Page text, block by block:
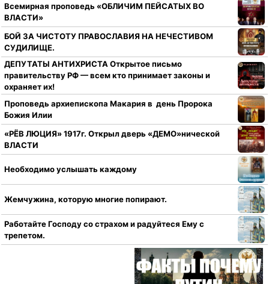
Всемирная проповедь «ОБЛИЧИМ ПЕЙСАТЫХ ВО
ВЛАСТИ»
БОЙ ЗА ЧИСТОТУ ПРАВОСЛАВИЯ НА НЕЧЕСТИВОМ
СУДИЛИЩЕ.
ДЕПУТАТЫ АНТИХРИСТА Открытое письмо
правительству РФ — всем кто принимает законы и
охраняет их!
Проповедь архиепископа Макария в день Пророка
Божия Илии
«РЁВ ЛЮЦИЯ» 1917г. Открыл дверь «ДЕМО»нической
ВЛАСТИ
Необходимо услышать каждому
Жемчужина, которую многие попирают.
Работайте Господу со страхом и радуйтеся Ему с
трепетом.